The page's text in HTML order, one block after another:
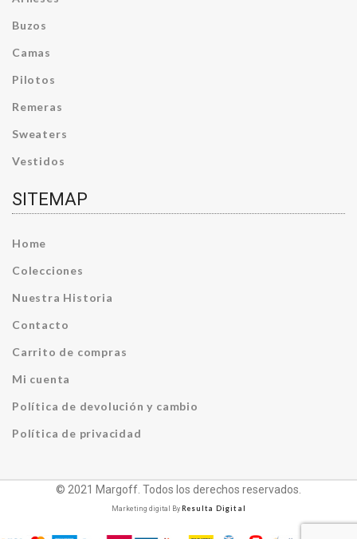
Buzos
Camas
Pilotos
Remeras
Sweaters
Vestidos
SITEMAP
Home
Colecciones
Nuestra Historia
Contacto
Carrito de compras
Mi cuenta
Política de devolución y cambio
Política de privacidad
© 2021 Margoff. Todos los derechos reservados.
Marketing digital By Resulta Digital